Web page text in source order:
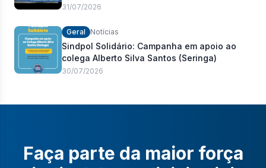
civis
31/07/2026
Geral Notícias
Sindpol Solidário: Campanha em apoio ao
colega Alberto Silva Santos (Seringa)
30/07/2026
Faça parte da maior força